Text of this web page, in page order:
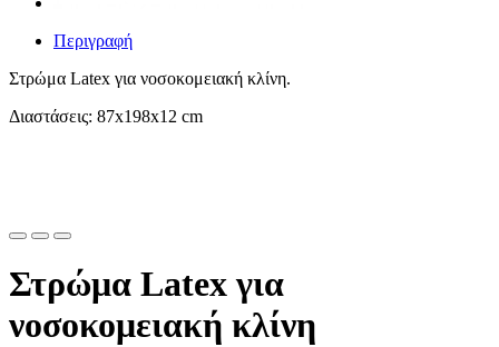
Περιγραφή
Στρώμα Latex για νοσοκομειακή κλίνη.
Διαστάσεις: 87x198x12 cm
Στρώμα Latex για
νοσοκομειακή κλίνη